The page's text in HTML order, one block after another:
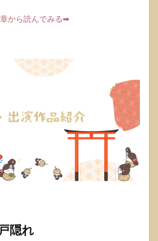
から読んでみる➡
隠れ